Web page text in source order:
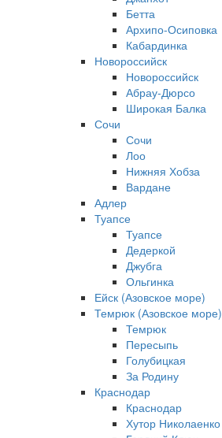
Бетта
Архипо-Осиповка
Кабардинка
Новороссийск
Новороссийск
Абрау-Дюрсо
Широкая Балка
Сочи
Сочи
Лоо
Нижняя Хобза
Вардане
Адлер
Туапсе
Туапсе
Дедеркой
Джубга
Ольгинка
Ейск (Азовское море)
Темрюк (Азовское море)
Темрюк
Пересыпь
Голубицкая
За Родину
Краснодар
Краснодар
Хутор Николаенко